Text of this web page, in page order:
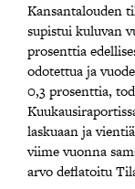
Kansantalouden
supistui kuluvan
prosenttia
odotettua ja
0,3 prosenttia,
laskuaan ja
viime vuonna
arvo deflatoitu